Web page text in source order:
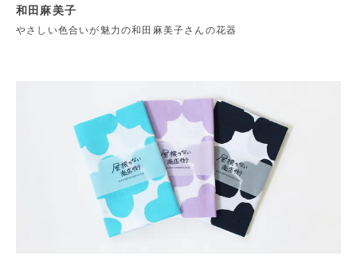
和田麻美子
やさしい色合いが魅力の和田麻美子さんの花器